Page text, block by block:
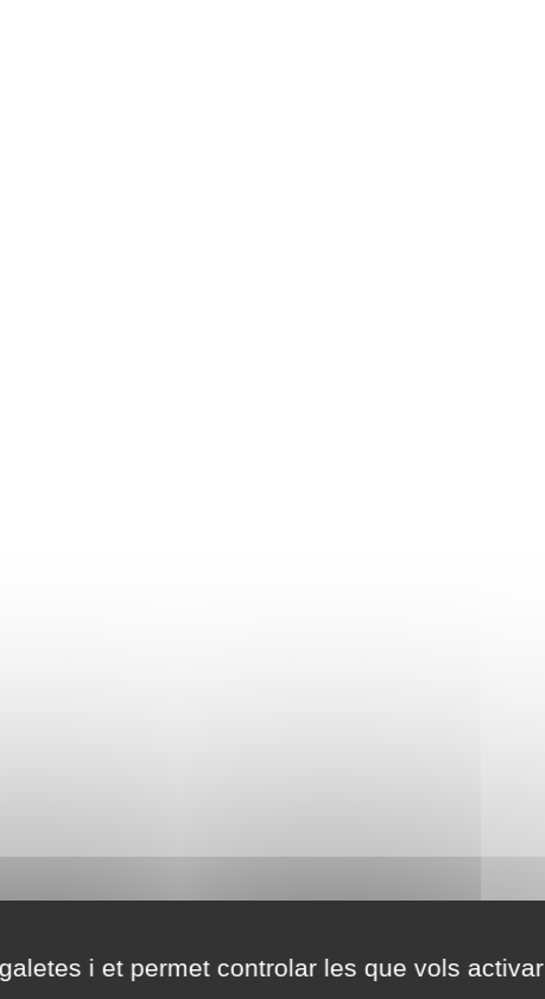
i et permet controlar les que vols activar